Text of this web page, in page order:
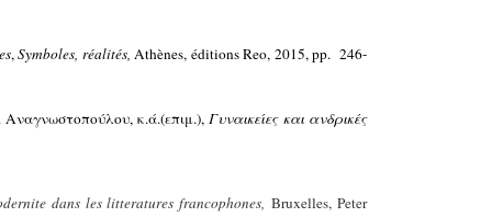
,Symboles, réalités,Athènes, éditions Reo, 2015, pp. 246-
Αναγνωστοπούλου, κ.ά.(επιμ.),Γυναικείες και ανδρικές
dans les litteratures francophones,Bruxelles, Peter